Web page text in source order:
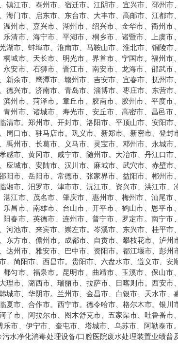
镇江市、泰州市、宿迁市。江阴市、宜兴市、邳州市
海门市、启东市、东台市、大丰市、高邮市、江都市
州市、嘉兴市、湖州市、绍兴市、金华市、衢州市
清市、海宁市、平湖市、桐乡市、诸暨市、上虞市
湖市、蚌埠市、淮南市、马鞍山市、淮北市、铜陵市
城市、天长市、明光市、界首市、宁国市。福州市
安市、石狮市、晋江市、南安市、龙海市、邵武市
新余市、鹰潭市、赣州市、吉安市、宜春市、抚州市
德兴市。济南市、青岛市、淄博市、枣庄市、东营市
州市、菏泽市。章丘市、胶南市、胶州市、平度市
州市、诸城市、寿光市、安丘市、高密市、昌邑市
清市。郑州市、开封市、洛阳市、平顶山市、安阳市
周口市、驻马店市。巩义市、新郑市、新密市、登封
禹州市、长葛市、义马市、灵宝市、邓州市、永城市
感市、黄冈市、咸宁市、随州市。大冶市、丹江口市
应城市、安陆市、汉川市、麻城市、武穴市、赤壁市
阳市、岳阳市、常德市、张家界市、益阳市、郴州市
湘市、汨罗市、津市市、沅江市、资兴市、洪江市、
江市、茂名市、肇庆市、惠州市、梅州市、汕尾市
昌市、南雄市、台山市、开平市、鹤山市、恩平市
春市、英德市、连州市、普宁市、罗定市。南宁市
河池市、来宾市、崇左市。岑溪市、东兴市、桂平市
东方市、儋州市。成都市、自贡市、攀枝花市、泸州
达州市、雅安市、巴中市、资阳市。都江堰市、彭州
、简阳市、西昌市。贵阳市、六盘水市、遵义市、安
匀市、福泉市。昆明市、曲靖市、玉溪市、保山市
理市、潞西市、瑞丽市、拉萨市、日喀则市。西安市
城市、华阴市。兰州市、金昌市、白银市、天水市、
夏市、合作市。西宁市。德令哈市、格尔木市。银川
子市、阿拉尔市、图木舒克市、五家渠市、吐鲁番市
市、伊宁市、奎屯市、塔城市、乌苏市、阿勒泰市
水净化消毒处理设备/口腔医院废水处理装置业绩普